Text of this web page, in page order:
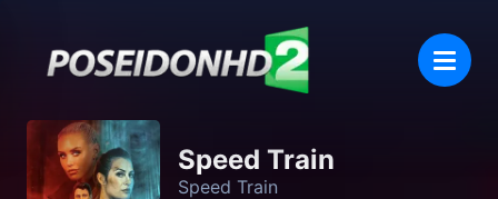
Speed Train
Speed Train